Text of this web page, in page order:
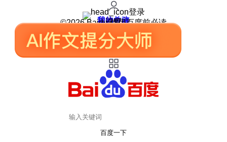
登录
我的关注
我的收藏
皮肤中心
用户反馈
设置
©2026 Baidu 使用百度前必读
百度一下